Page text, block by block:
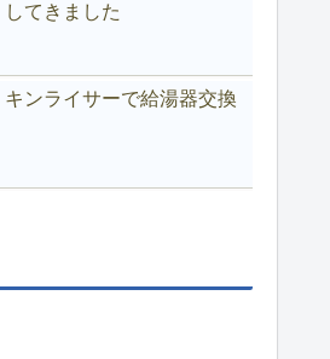
してきました
キンライサーで給湯器交換